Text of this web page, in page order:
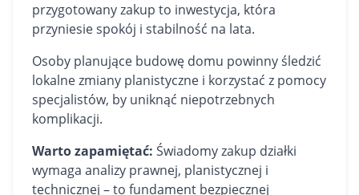
przygotowany zakup to inwestycja, która
przyniesie spokój i stabilność na lata.
Osoby planujące budowę domu powinny śledzić
lokalne zmiany planistyczne i korzystać z pomocy
specjalistów, by uniknąć niepotrzebnych
komplikacji.
Warto zapamiętać: Świadomy zakup działki
wymaga analizy prawnej, planistycznej i
technicznej – to fundament bezpiecznej